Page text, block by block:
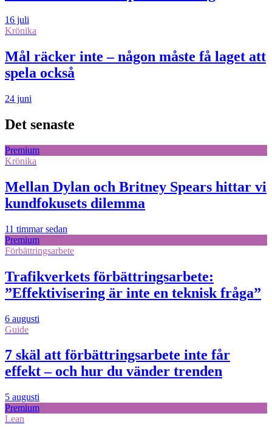
16 juli
Krönika
Mål räcker inte – någon måste få laget att
spela också
24 juni
Det senaste
Premium
Krönika
Mellan Dylan och Britney Spears hittar vi
kundfokusets dilemma
11 timmar sedan
Premium
Förbättringsarbete
Trafikverkets förbättringsarbete:
”Effektivisering är inte en teknisk fråga”
6 augusti
Guide
7 skäl att förbättringsarbete inte får
effekt – och hur du vänder trenden
5 augusti
Premium
Lean